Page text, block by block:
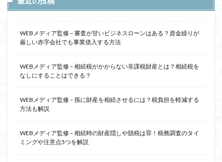
WEBメディア監修 – 審査が甘いビジネスローンはある？資金繰りが
厳しい赤字会社でも事業借入する方法
WEBメディア監修 – 相続税がかからない非課税財産とは？相続税を
なしにすることはできる？
WEBメディア監修 – 孫に財産を相続させるには？税負担を軽減する
方法も解説
WEBメディア監修 – 相続時の財産隠しや脱税は罪！税務調査のタイ
ミングや注意点5つを解説